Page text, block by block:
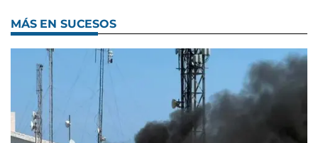
MÁS EN SUCESOS